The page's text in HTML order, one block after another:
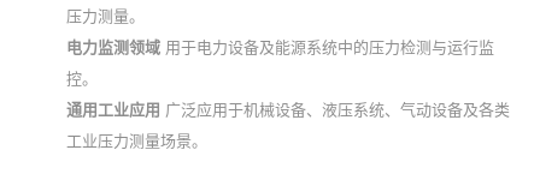
压力测量。
电力监测领域用于电力设备及能源系统中的压力检测与运行监
控。
通用工业应用 广泛应用于机械设备、液压系统、气动设备及各类
工业压力测量场景。